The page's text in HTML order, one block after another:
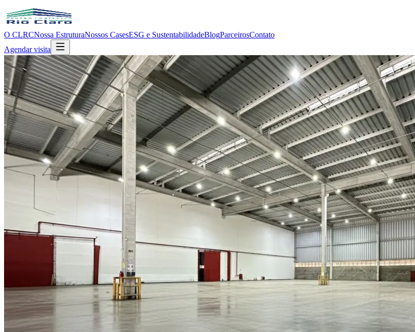
O CLRCNossa EstruturaNossos CasesESG e SustentabilidadeBlogParceirosContato
Agendar visita